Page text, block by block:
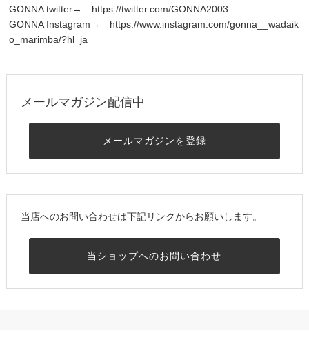
GONNA twitter→ https://twitter.com/GONNA2003
GONNA Instagram→ https://www.instagram.com/gonna__wadaik
o_marimba/?hl=ja
メールマガジン配信中
メールマガジンを登録
当店へのお問い合わせは下記リンクからお願いします。
当ショップへのお問い合わせ